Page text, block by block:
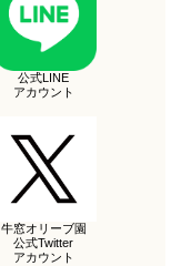
公式LINE
アカウント
牛窓オリーブ園
公式Twitter
アカウント